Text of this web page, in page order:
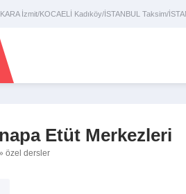
İzmit/KOCAELİ Kadıköy/İSTANBUL Taksim/
Etüt Merkezleri
özel dersler